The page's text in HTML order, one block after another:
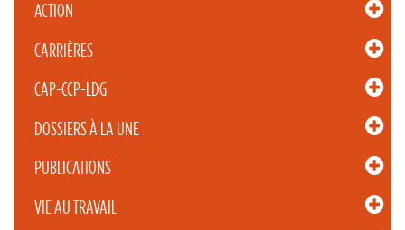
ACTION
CARRIÈRES
CAP-CCP-LDG
DOSSIERS À LA UNE
PUBLICATIONS
VIE AU TRAVAIL